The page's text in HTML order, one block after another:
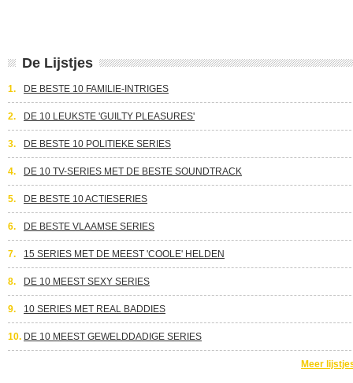
De Lijstjes
1. DE BESTE 10 FAMILIE-INTRIGES
2. DE 10 LEUKSTE 'GUILTY PLEASURES'
3. DE BESTE 10 POLITIEKE SERIES
4. DE 10 TV-SERIES MET DE BESTE SOUNDTRACK
5. DE BESTE 10 ACTIESERIES
6. DE BESTE VLAAMSE SERIES
7. 15 SERIES MET DE MEEST 'COOLE' HELDEN
8. DE 10 MEEST SEXY SERIES
9. 10 SERIES MET REAL BADDIES
10. DE 10 MEEST GEWELDDADIGE SERIES
Meer